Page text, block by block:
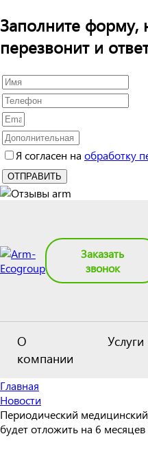
Заполните
перезвонит и
Я согласен на обработку
Заказать
звонок
О
компании
Услуги
Главная
Новости
Периодический
будет отложить на 6 месяцев